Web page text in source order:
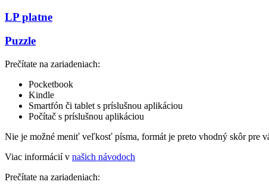
LP platne
Puzzle
Prečítate na zariadeniach:
Pocketbook
Kindle
Smartfón či tablet s príslušnou aplikáciou
Počítač s príslušnou aplikáciou
Nie je možné meniť veľkosť písma, formát je preto vhodný skôr pre
Viac informácií v našich návodoch
Prečítate na zariadeniach: